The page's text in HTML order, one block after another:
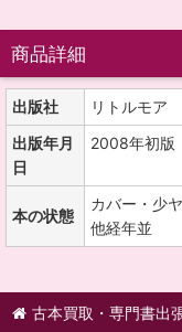
商品詳細
出版社
リトルモア
出版年月
日
2008年初版
本の状態
カバー・少
他経年並
古本買取・専門書出